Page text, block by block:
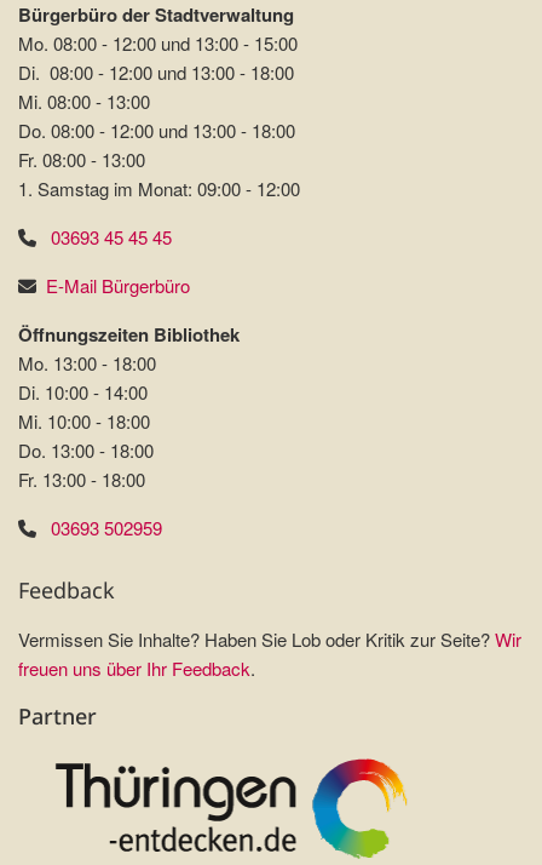
Bürgerbüro der Stadtverwaltung
Mo. 08:00 - 12:00 und 13:00 - 15:00
Di. 08:00 - 12:00 und 13:00 - 18:00
Mi. 08:00 - 13:00
Do. 08:00 - 12:00 und 13:00 - 18:00
Fr. 08:00 - 13:00
1. Samstag im Monat: 09:00 - 12:00
03693 45 45 45
E-Mail Bürgerbüro
Öffnungszeiten Bibliothek
Mo. 13:00 - 18:00
Di. 10:00 - 14:00
Mi. 10:00 - 18:00
Do. 13:00 - 18:00
Fr. 13:00 - 18:00
03693 502959
Feedback
Vermissen Sie Inhalte? Haben Sie Lob oder Kritik zur Seite?Wir
freuen uns über Ihr Feedback.
Partner